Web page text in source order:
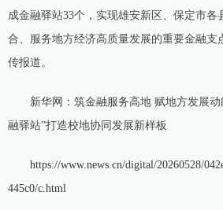
成金融驿站33个，实现雄安新区、保定市各
合、服务地方经济高质量发展的重要金融支
传报道。
新华网：筑金融服务高地 赋地方发展
融驿站”打造校地协同发展新样板
https://www.news.cn/digital/20260528/
445c0/c.html